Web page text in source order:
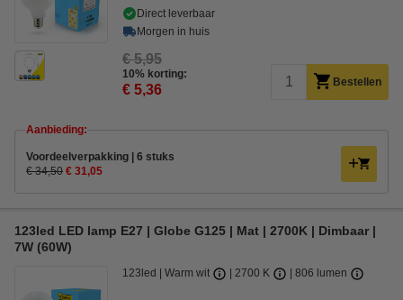
Direct leverbaar
Morgen in huis
€ 5,95
10% korting:
€ 5,36 Bestellen
Aanbieding:
Voordeelverpakking | 6 stuks
€ 34,50 € 31,05
123led LED lamp E27 | Globe G125 | Mat | 2700K | Dimbaar |
7W (60W)
123led Warm wit 2700 K 806 lumen